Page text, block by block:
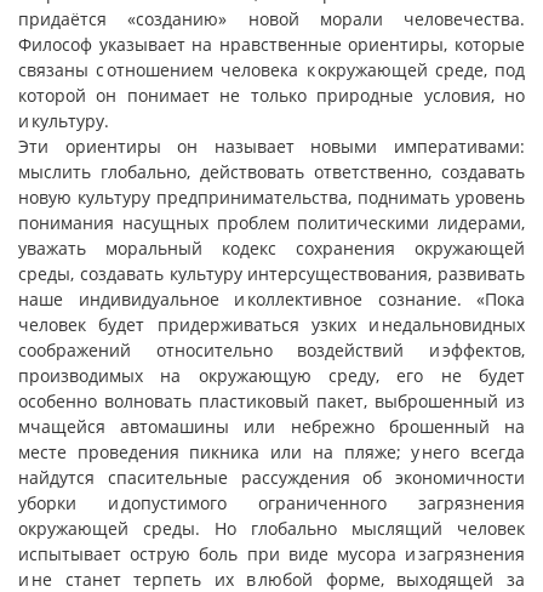
придаётся «созданию» новой морали человечества.
Философ указывает на нравственные ориентиры, которые
связаны с отношением человека к окружающей среде, под
которой он понимает не только природные условия, но
и культуру.
Эти ориентиры он называет новыми императивами:
мыслить глобально, действовать ответственно, создавать
новую культуру предпринимательства, поднимать уровень
понимания насущных проблем политическими лидерами,
уважать моральный кодекс сохранения окружающей
среды, создавать культуру интерсуществования, развивать
наше индивидуальное и коллективное сознание. «Пока
человек будет придерживаться узких и недальновидных
соображений относительно воздействий и эффектов,
производимых на окружающую среду, его не будет
особенно волновать пластиковый пакет, выброшенный из
мчащейся автомашины или небрежно брошенный на
месте проведения пикника или на пляже; у него всегда
найдутся спасительные рассуждения об экономичности
уборки и допустимого ограниченного загрязнения
окружающей среды. Но глобально мыслящий человек
испытывает острую боль при виде мусора и загрязнения
и не станет терпеть их в любой форме, выходящей за